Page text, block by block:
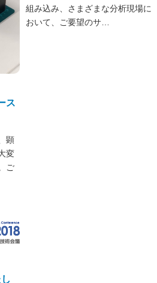
ス
顕
変
ご
組み込み、さまざまな分析現場に
おいて、ご要望のサ…